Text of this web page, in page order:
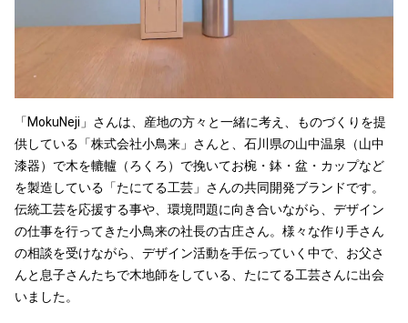
「MokuNeji」さんは、産地の方々と一緒に考え、ものづくりを提
供している「株式会社小鳥来」さんと、石川県の山中温泉（山中
漆器）で木を轆轤（ろくろ）で挽いてお椀・鉢・盆・カップなど
を製造している「たにてる工芸」さんの共同開発ブランドです。
伝統工芸を応援する事や、環境問題に向き合いながら、デザイン
の仕事を行ってきた小鳥来の社長の古庄さん。様々な作り手さん
の相談を受けながら、デザイン活動を手伝っていく中で、お父さ
んと息子さんたちで木地師をしている、たにてる工芸さんに出会
いました。